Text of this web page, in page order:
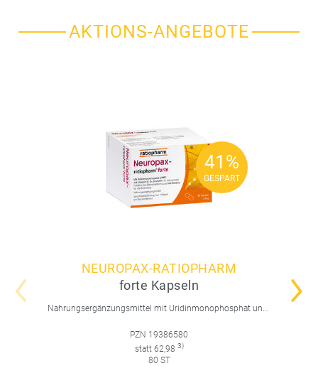
AKTIONS-ANGEBOTE
41%
GESPART
41%
GESPART
NEUROPAX-RATIOPHARM
forte Kapseln
Nahrungsergänzungsmittel mit Uridinmonophosphat und B-Vitaminen zur Unterstützung der Nervenregeneration.
PZN 19386580
statt 62,98 3)
80 ST